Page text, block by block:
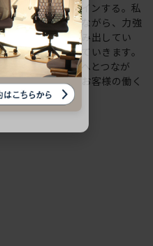
く」を、デザインする。私
生産性を実現しながら、力強
ベーションを生み出してい
う活動を支援していきます。
考を持ち、明日へとつなが
をデザインし、お客様の働く
ていきます。